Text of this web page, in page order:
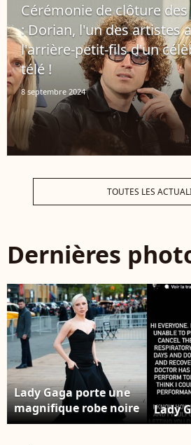
Cérémonie de clôture
: Dorian, l'un des artistes
l'arrière-petit-fils d'un
télé !
8 septembre 2024
TOUTES LES
Dernières
Lady Gaga porte une
magnifique robe noire
à son arrivée à la
Lady